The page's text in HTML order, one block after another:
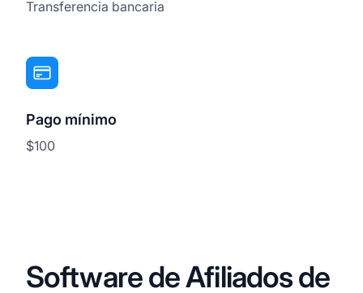
Transferencia bancaria
Pago mínimo
$100
Software de Afiliados de